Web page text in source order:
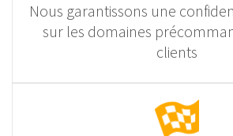
Nous garantissons une
sur les domaines
clients